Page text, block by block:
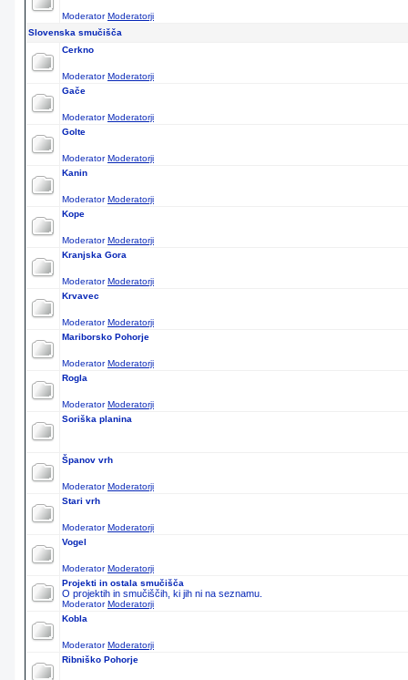
ModeratorModeratorji
Slovenska smučišča
Cerkno
ModeratorModeratorji
Gače
ModeratorModeratorji
Golte
ModeratorModeratorji
Kanin
ModeratorModeratorji
Kope
ModeratorModeratorji
Kranjska Gora
ModeratorModeratorji
Krvavec
ModeratorModeratorji
Mariborsko Pohorje
ModeratorModeratorji
Rogla
ModeratorModeratorji
Soriška planina
Španov vrh
ModeratorModeratorji
Stari vrh
ModeratorModeratorji
Vogel
ModeratorModeratorji
Projekti in ostala smučišča
O projektih in smučiščih, ki jih ni na seznamu.
ModeratorModeratorji
Kobla
ModeratorModeratorji
Ribniško Pohorje